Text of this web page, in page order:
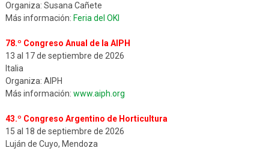
Organiza: Susana Cañete
Más información: Feria del OKI
78.º Congreso Anual de la AIPH
13 al 17 de septiembre de 2026
Italia
Organiza: AIPH
Más información: www.aiph.org
43.º Congreso Argentino de Horticultura
15 al 18 de septiembre de 2026
Luján de Cuyo, Mendoza